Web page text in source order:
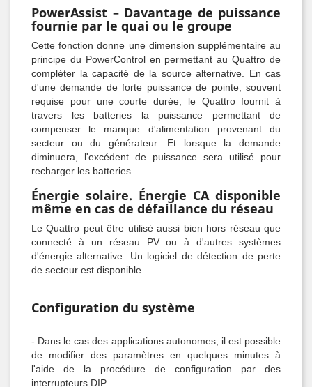
PowerAssist – Davantage de puissance
fournie par le quai ou le groupe
Cette fonction donne une dimension supplémentaire au
principe du PowerControl en permettant au Quattro de
compléter la capacité de la source alternative. En cas
d'une demande de forte puissance de pointe, souvent
requise pour une courte durée, le Quattro fournit à
travers les batteries la puissance permettant de
compenser le manque d'alimentation provenant du
secteur ou du générateur. Et lorsque la demande
diminuera, l'excédent de puissance sera utilisé pour
recharger les batteries.
Énergie solaire. Énergie CA disponible
même en cas de défaillance du réseau
Le Quattro peut être utilisé aussi bien hors réseau que
connecté à un réseau PV ou à d'autres systèmes
d'énergie alternative. Un logiciel de détection de perte
de secteur est disponible.
Configuration du système
- Dans le cas des applications autonomes, il est possible
de modifier des paramètres en quelques minutes à
l'aide de la procédure de configuration par des
interrupteurs DIP.